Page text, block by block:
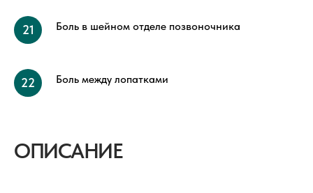
Боль в шейном отделе позвоночника
Боль между лопатками
ОПИСАНИЕ